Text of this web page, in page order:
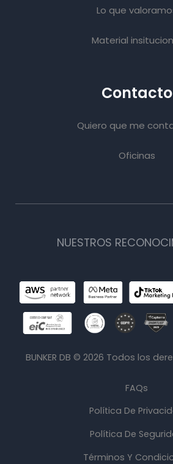
Lo que
Material
Contacto
Quiero que me
Oficinas
NUESTROS
BUNKER DB ©2026 Todos los
FAQs
Política De
Política De
Términos Y